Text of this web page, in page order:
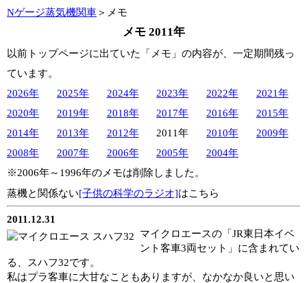
Nゲージ蒸気機関車＞メモ
メモ 2011年
以前トップページに出ていた「メモ」の内容が、一定期間残っ
ています。
2026年
2025年 2024年 2023年 2022年
2021年
2020年
2019年 2018年 2017年 2016年
2015年
2014年
2013年 2012年2011年 2010年
2009年
2008年
2007年 2006年 2005年
2004年
※2006年～1996年のメモは削除しました。
蒸機と関係ない[子供の科学のラジオ]はこちら
2011.12.31
マイクロエースの「JR東日本イベ
ント客車3両セット」に含まれてい
る、スハフ32です。
私はプラ客車に大甘なこともありますが、なかなか良いと思い